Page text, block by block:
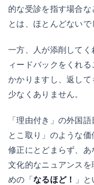
的な受診を指す場合
とは、ほとんどないで
一方、人が添削して
ィードバックをくれ
かかりますし、返し
少なくありません。
「理由付き」の外国
とこ取り」のような
修正にとどまらず、
文化的なニュアンス
めの「なるほど！
」